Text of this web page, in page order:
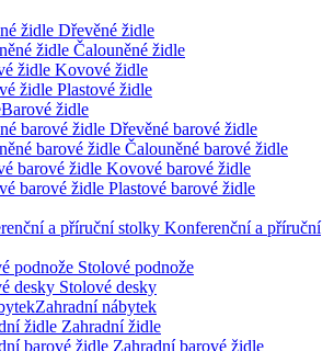
Dřevěné židle
Čalouněné židle
Kovové židle
Plastové židle
Barové židle
Dřevěné barové židle
Čalouněné barové židle
Kovové barové židle
Plastové barové židle
Konferenční a příruční
Stolové podnože
Stolové desky
Zahradní nábytek
Zahradní židle
Zahradní barové židle